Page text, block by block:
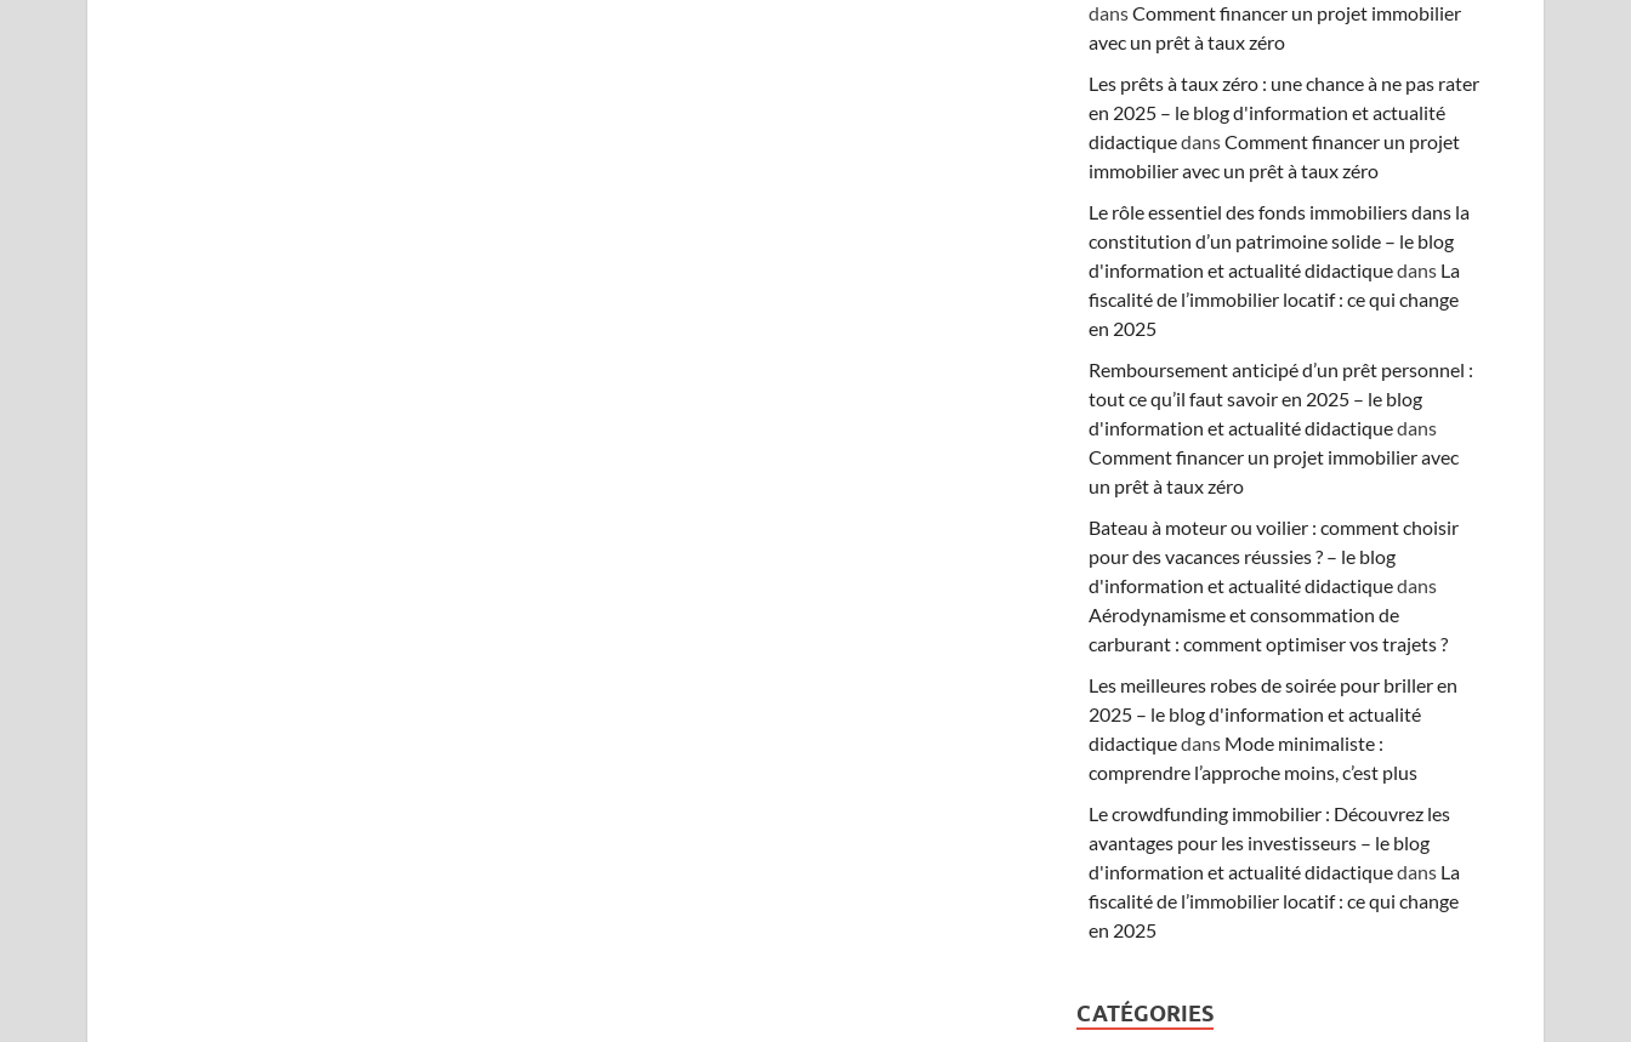
dansComment financer un projet immobilier
avec un prêt à taux zéro
Les prêts à taux zéro : une chance à ne pas rater
en 2025 – le blog d'information et actualité
didactiquedansComment financer un projet
immobilier avec un prêt à taux zéro
Le rôle essentiel des fonds immobiliers dans la
constitution d’un patrimoine solide – le blog
d'information et actualité didactiquedans La
fiscalité de l’immobilier locatif : ce qui change
en 2025
Remboursement anticipé d’un prêt personnel :
tout ce qu’il faut savoir en 2025 – le blog
d'information et actualité didactiquedans
Comment financer un projet immobilier avec
un prêt à taux zéro
Bateau à moteur ou voilier : comment choisir
pour des vacances réussies ? – le blog
d'information et actualité didactiquedans
Aérodynamisme et consommation de
carburant : comment optimiser vos trajets ?
Les meilleures robes de soirée pour briller en
2025 – le blog d'information et actualité
didactiquedans Mode minimaliste :
comprendre l’approche moins, c’est plus
Le crowdfunding immobilier : Découvrez les
avantages pour les investisseurs – le blog
d'information et actualité didactiquedans La
fiscalité de l’immobilier locatif : ce qui change
en 2025
CATÉGORIES